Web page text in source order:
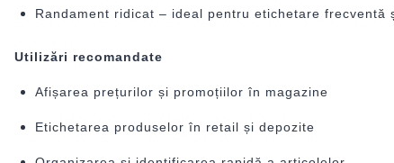
Randament ridicat – ideal pentru etichetare frecventă
Utilizări recomandate
Afișarea prețurilor și promoțiilor în magazine
Etichetarea produselor în retail și depozite